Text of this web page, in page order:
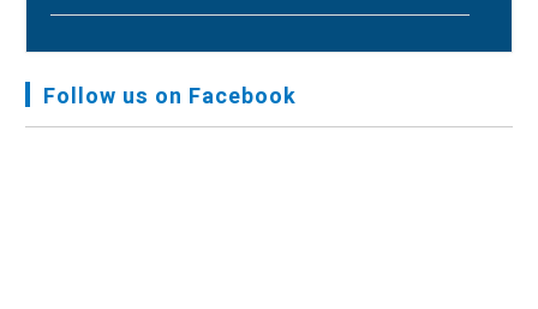
Audit Report FY-2076-077 - Nov 8, 2020
Follow us on Facebook